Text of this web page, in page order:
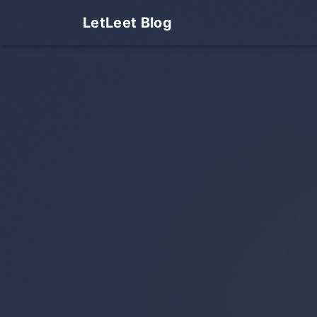
LetLeet Blog